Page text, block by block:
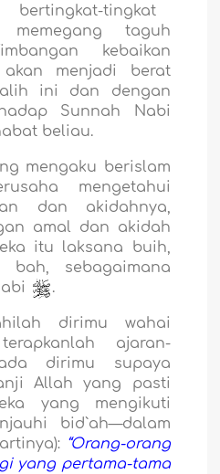
bertingkat-tingkat
taguh
kebaikan
menjadi berat
ini dan dengan
Sunnah Nabi
beliau.
mengaku berislam
mengetahui
dan akidahnya,
amal dan akidah
itu laksana buih,
sebagaimana
.
dirimu wahai
ajaran-
dirimu supaya
Allah yang pasti
yang mengikuti
bid`ah—dalam
“Orang-orang
yang pertama-tama